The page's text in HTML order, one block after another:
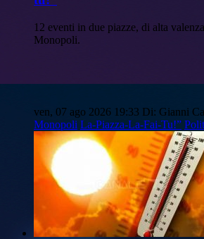
12 eventi in due piazze, di alta
Monopoli.
ven, 07 ago 2026 19:33 Di: Gianni
Monopoli La-Piazza-La-Fai-Tu!”